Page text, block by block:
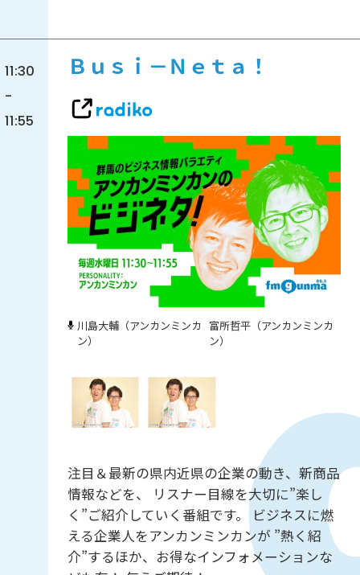
11:30
-
11:55
Ｂｕｓｉ－Ｎｅｔａ！
川島大輔（アンカンミンカ
ン）
富所哲平（アンカンミンカ
ン）
注目＆最新の県内近県の企業の動き、新商品
情報などを、 リスナー目線を大切に”楽し
く”ご紹介していく番組です。 ビジネスに燃
える企業人をアンカンミンカンが ”熱く紹
介”するほか、お得なインフォメーションな